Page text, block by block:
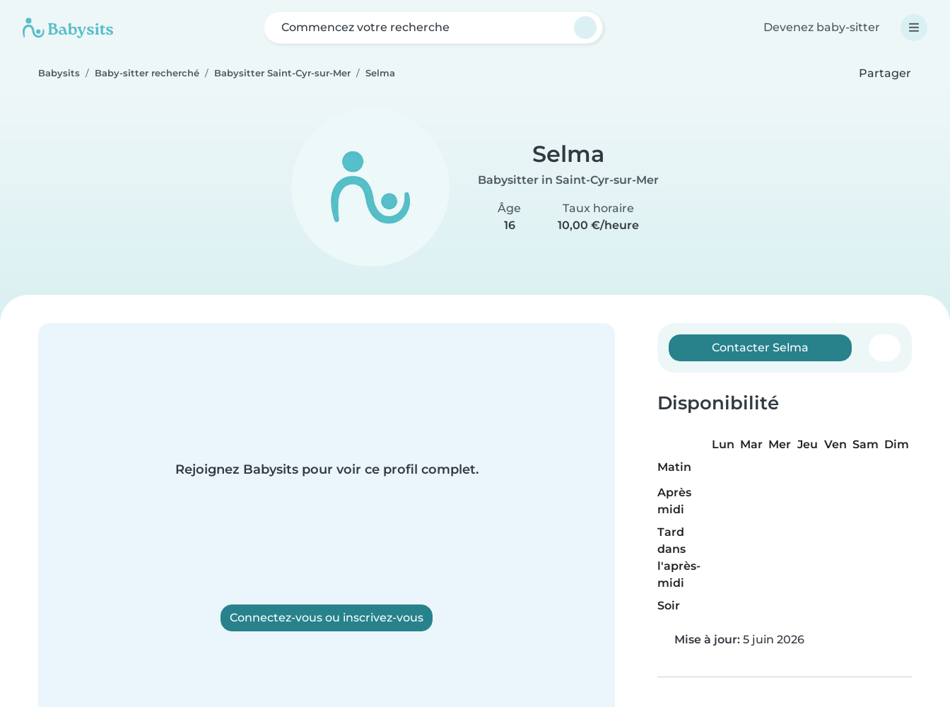
Commencez votre recherche Devenez baby-sitter
Babysits Baby-sitter recherché Babysitter Saint-Cyr-sur-Mer Selma Partager
Selma
Babysitter in Saint-Cyr-sur-Mer
Âge
16
Taux horaire
10,00 €/heure
Rejoignez Babysits pour voir ce profil complet.
Connectez-vous ou inscrivez-vous
Contacter Selma
Disponibilité
Lun Mar Mer Jeu Ven Sam Dim
Matin
Après
midi
Tard
dans
l'après-
midi
Soir
Mise à jour: 5 juin 2026